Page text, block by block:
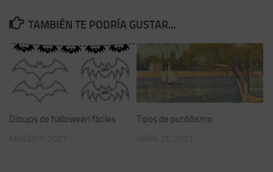
TAMBIÉN TE PODRÍA GUSTAR...
Dibujos de halloween fáciles Tipos de puntillismo